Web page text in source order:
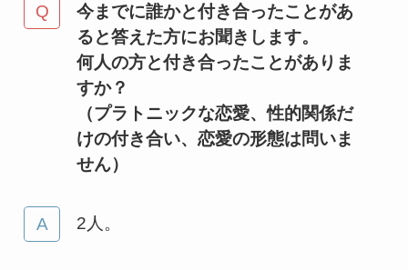
今までに誰かと付き合ったことがあ
ると答えた方にお聞きします。
何人の方と付き合ったことがありま
すか？
（プラトニックな恋愛、性的関係だ
けの付き合い、恋愛の形態は問いま
せん）
2人。